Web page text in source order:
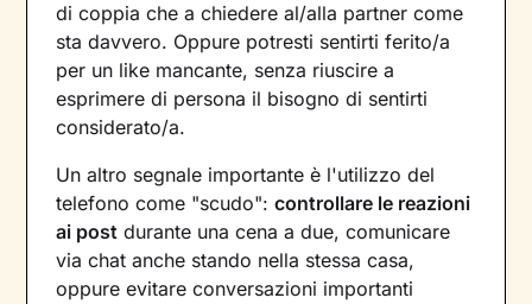
di coppia che a chiedere al/alla partner come
sta davvero. Oppure potresti sentirti ferito/a
per un like mancante, senza riuscire a
esprimere di persona il bisogno di sentirti
considerato/a.
Un altro segnale importante è l'utilizzo del
telefono come "scudo":controllare le reazioni
ai post durante una cena a due, comunicare
via chat anche stando nella stessa casa,
oppure evitare conversazioni importanti